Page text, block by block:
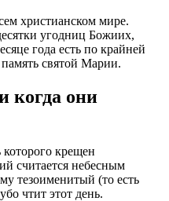
христианском мире.
угодниц Божиих,
года есть по крайней
святой Марии.
когда они
которого крещен
считается небесным
тезоименитый (то есть
чтит этот день.